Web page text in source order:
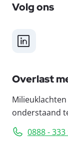
Volg ons
LinkedIn
Overlast
onderstaand
0888 - 333